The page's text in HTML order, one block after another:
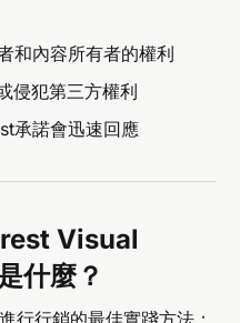
和內容所有者的權利
侵犯第三方權利
承諾會迅速回應
Visual
什麼？
行行銷的最佳實踐方法：